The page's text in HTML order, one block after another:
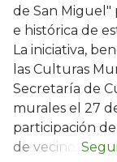
de San
e histórica de
La iniciativa,
las Culturas
Secretaría de
murales el 27
participación
de vecinos